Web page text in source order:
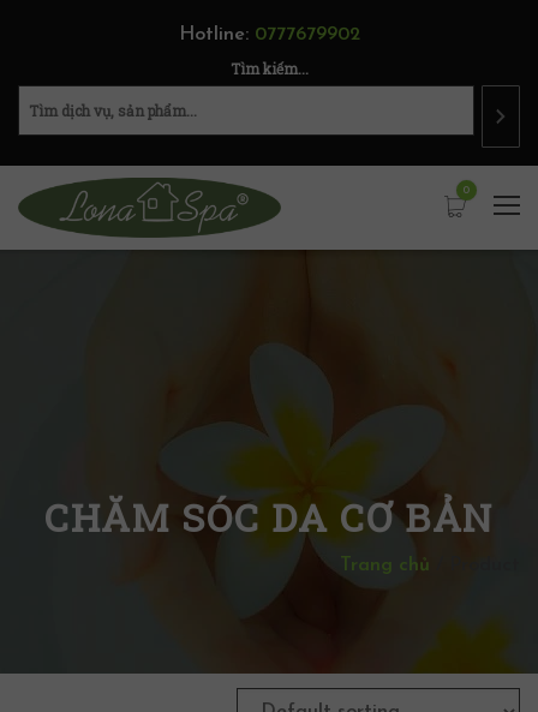
Hotline: 0777679902
Tìm kiếm...
0
CHĂM SÓC DA CƠ BẢN
Trang chủ